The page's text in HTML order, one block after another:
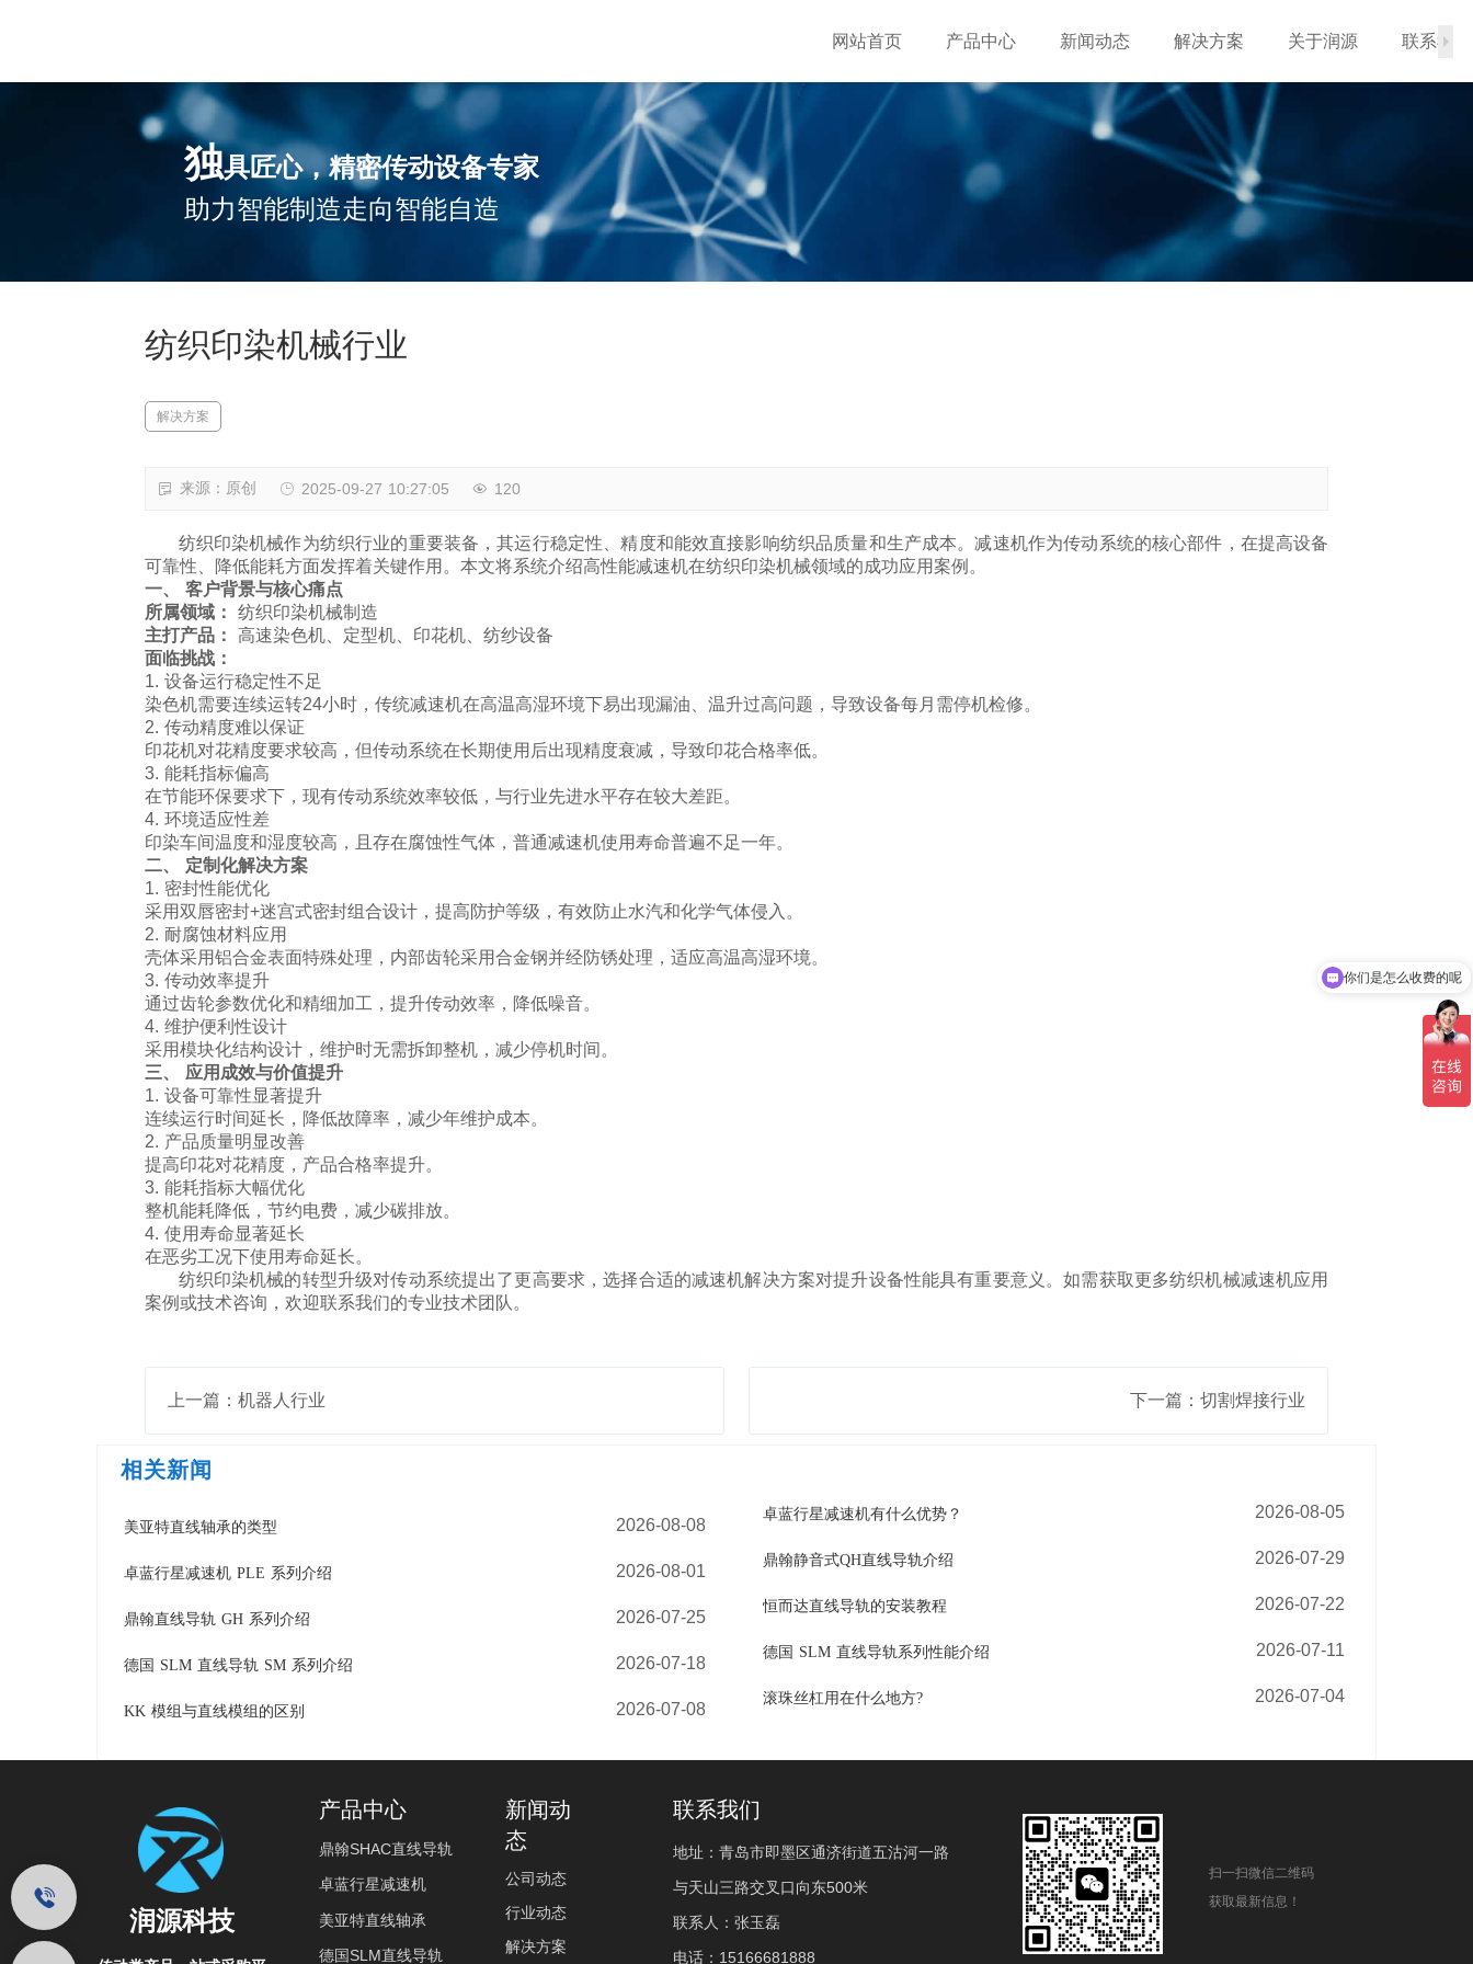
网站首页 产品中心 新闻动态 解决方案 关于润源 联系我们
独具匠心，精密传动设备专家
助力智能制造走向智能自造
纺织印染机械行业
解决方案
来源：原创 2025-09-27 10:27:05 120
纺织印染机械作为纺织行业的重要装备，其运行稳定性、精度和能效直接影响纺织品质量和生产成本。减速机作为传动系统的核心部件，在提高设备
可靠性、降低能耗方面发挥着关键作用。本文将系统介绍高性能减速机在纺织印染机械领域的成功应用案例。
一、 客户背景与核心痛点
所属领域：
纺织印染机械制造
主打产品： 高速染色机、定型机、印花机、纺纱设备
面临挑战：
1. 设备运行稳定性不足
染色机需要连续运转24小时，传统减速机在高温高湿环境下易出现漏油、温升过高问题，导致设备每月需停机检修。
2. 传动精度难以保证
印花机对花精度要求较高，但传动系统在长期使用后出现精度衰减，导致印花合格率低。
3. 能耗指标偏高
在节能环保要求下，现有传动系统效率较低，与行业先进水平存在较大差距。
4. 环境适应性差
印染车间温度和湿度较高，且存在腐蚀性气体，普通减速机使用寿命普遍不足一年。
二、 定制化解决方案
1. 密封性能优化
采用双唇密封+迷宫式密封组合设计，提高防护等级，有效防止水汽和化学气体侵入。
2. 耐腐蚀材料应用
壳体采用铝合金表面特殊处理，内部齿轮采用合金钢并经防锈处理，适应高温高湿环境。
3. 传动效率提升
通过齿轮参数优化和精细加工，提升传动效率，降低噪音。
4. 维护便利性设计
采用模块化结构设计，维护时无需拆卸整机，减少停机时间。
三、 应用成效与价值提升
1. 设备可靠性显著提升
连续运行时间延长，降低故障率，减少年维护成本。
2. 产品质量明显改善
提高印花对花精度，产品合格率提升。
3. 能耗指标大幅优化
整机能耗降低，节约电费，减少碳排放。
4. 使用寿命显著延长
在恶劣工况下使用寿命延长。
纺织印染机械的转型升级对传动系统提出了更高要求，选择合适的减速机解决方案对提升设备性能具有重要意义。如需获取更多纺织机械减速机应用
案例或技术咨询，欢迎联系我们的专业技术团队。
上一篇：机器人行业 下一篇：切割焊接行业
相关新闻
美亚特直线轴承的类型 2026-08-08
卓蓝行星减速机 PLE 系列介绍 2026-08-01
鼎翰直线导轨 GH 系列介绍 2026-07-25
德国 SLM 直线导轨 SM 系列介绍 2026-07-18
KK 模组与直线模组的区别 2026-07-08
卓蓝行星减速机有什么优势？ 2026-08-05
鼎翰静音式QH直线导轨介绍 2026-07-29
恒而达直线导轨的安装教程 2026-07-22
德国 SLM 直线导轨系列性能介绍 2026-07-11
滚珠丝杠用在什么地方? 2026-07-04
润源科技
产品中心
鼎翰SHAC直线导轨
卓蓝行星减速机
美亚特直线轴承
德国SLM直线导轨
新闻动
态
公司动态
行业动态
解决方案
联系我们
地址：青岛市即墨区通济街道五沽河一路
与天山三路交叉口向东500米
联系人：张玉磊
电话： 15166681888
扫一扫微信二维码
获取最新信息！
现在有优惠活动吗